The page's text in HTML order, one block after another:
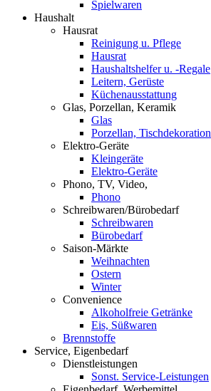
Spielwaren
Haushalt
Hausrat
Reinigung u. Pflege
Hausrat
Haushaltshelfer u. -Regale
Leitern, Gerüste
Küchenausstattung
Glas, Porzellan, Keramik
Glas
Porzellan, Tischdekoration
Elektro-Geräte
Kleingeräte
Elektro-Geräte
Phono, TV, Video,
Phono
Schreibwaren/Bürobedarf
Schreibwaren
Bürobedarf
Saison-Märkte
Weihnachten
Ostern
Winter
Convenience
Alkoholfreie Getränke
Eis, Süßwaren
Brennstoffe
Service, Eigenbedarf
Dienstleistungen
Sonst. Service-Leistungen